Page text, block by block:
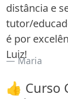
distância e
tutor/
é por
Luiz!Maria
👍 Curso